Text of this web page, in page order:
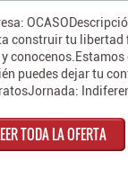
construir tu libertad
conocenos.Estamos
puedes dejar tu
TODA LA OFERTA